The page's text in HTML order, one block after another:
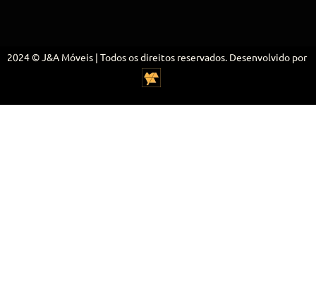
2024 © J&A Móveis | Todos os direitos reservados. Desenvolvido por